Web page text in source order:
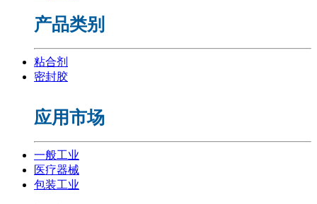
产品类别
粘合剂
密封胶
应用市场
一般工业
医疗器械
包装工业